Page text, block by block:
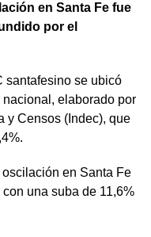
en Santa Fe fue
por el
santafesino se ubicó
elaborado por
y Censos (Indec), que
en Santa Fe
una suba de 11,6%